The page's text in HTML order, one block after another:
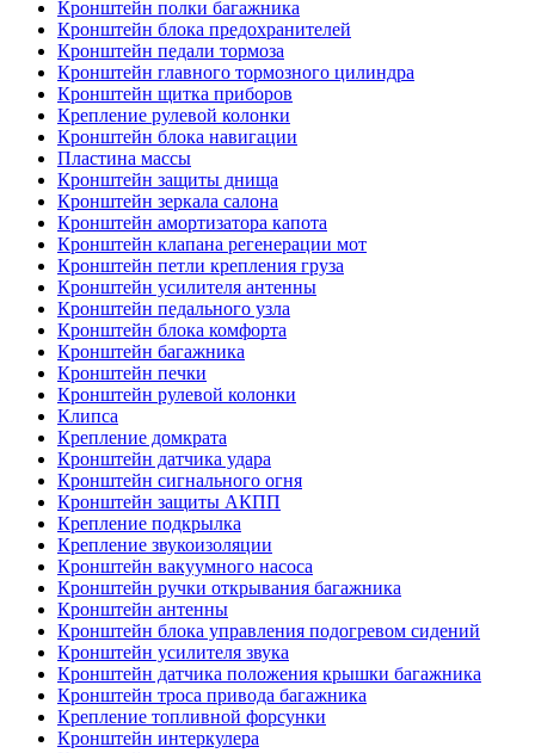
Кронштейн полки багажника
Кронштейн блока предохранителей
Кронштейн педали тормоза
Кронштейн главного тормозного цилиндра
Кронштейн щитка приборов
Крепление рулевой колонки
Кронштейн блока навигации
Пластина массы
Кронштейн защиты днища
Кронштейн зеркала салона
Кронштейн амортизатора капота
Кронштейн клапана регенерации мот
Кронштейн петли крепления груза
Кронштейн усилителя антенны
Кронштейн педального узла
Кронштейн блока комфорта
Кронштейн багажника
Кронштейн печки
Кронштейн рулевой колонки
Клипса
Крепление домкрата
Кронштейн датчика удара
Кронштейн сигнального огня
Кронштейн защиты АКПП
Крепление подкрылка
Крепление звукоизоляции
Кронштейн вакуумного насоса
Кронштейн ручки открывания багажника
Кронштейн антенны
Кронштейн блока управления подогревом сидений
Кронштейн усилителя звука
Кронштейн датчика положения крышки багажника
Кронштейн троса привода багажника
Крепление топливной форсунки
Кронштейн интеркулера